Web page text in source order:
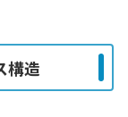
構造